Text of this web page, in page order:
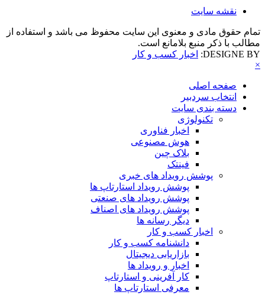
نقشه سایت
تمام حقوق مادی و معنوی این سایت محفوظ می باشد و استفاده از
مطالب با ذکر منبع بلامانع است.
DESIGNE BY:
اخبار کسب و کار
×
صفحه اصلی
انتخاب سردبیر
دسته بندی سایت
تکنولوژی
اخبار فناوری
هوش مصنوعی
بلاک چین
فینتک
پوشش رویداد های خبری
پوشش رویداد استارتاپ ها
پوشش رویداد های صنعتی
پوشش رویداد های اصناف
دیگر رسانه ها
اخبار کسب و کار
دانشنامه کسب و کار
بازاریابی دیجیتال
اخبار و رویداد ها
کار آفرینی و استارتاپ
معرفی استارتاپ ها